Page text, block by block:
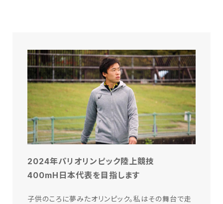
2024年パリオリンピック陸上競技
400mH日本代表を目指します
⼦供のころに夢みたオリンピック。私はその舞台で⾛